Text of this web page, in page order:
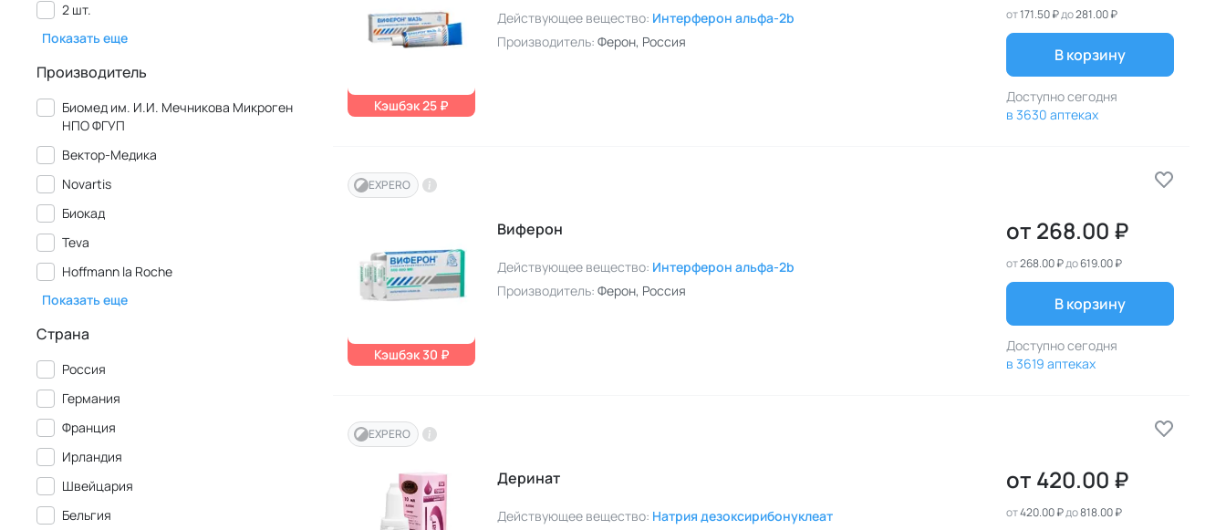
2 шт.
Показать еще
Производитель
Биомед им. И.И. Мечникова Микроген
НПО ФГУП
Вектор-Медика
Novartis
Биокад
Teva
Hoffmann la Roche
Показать еще
Страна
Россия
Германия
Франция
Ирландия
Швейцария
Бельгия
Кэшбэк 25 ₽
Действующее вещество: Интерферон альфа-2b
Производитель: Ферон, Россия
от171.50 ₽до281.00 ₽
В корзину
Доступно сегодня
в 3630 аптеках
EXPERO
Кэшбэк 30 ₽
Виферон
Действующее вещество: Интерферон альфа-2b
Производитель: Ферон, Россия
от 268.00 ₽
от268.00 ₽до619.00 ₽
В корзину
Доступно сегодня
в 3619 аптеках
EXPERO
Деринат
Действующее вещество: Натрия дезоксирибонуклеат
от 420.00 ₽
от420.00 ₽до818.00 ₽